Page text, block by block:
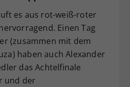
es aus rot-weiß-roter
Einen Tag
(zusammen mit dem
haben auch Alexander
das Achtelfinale
und der